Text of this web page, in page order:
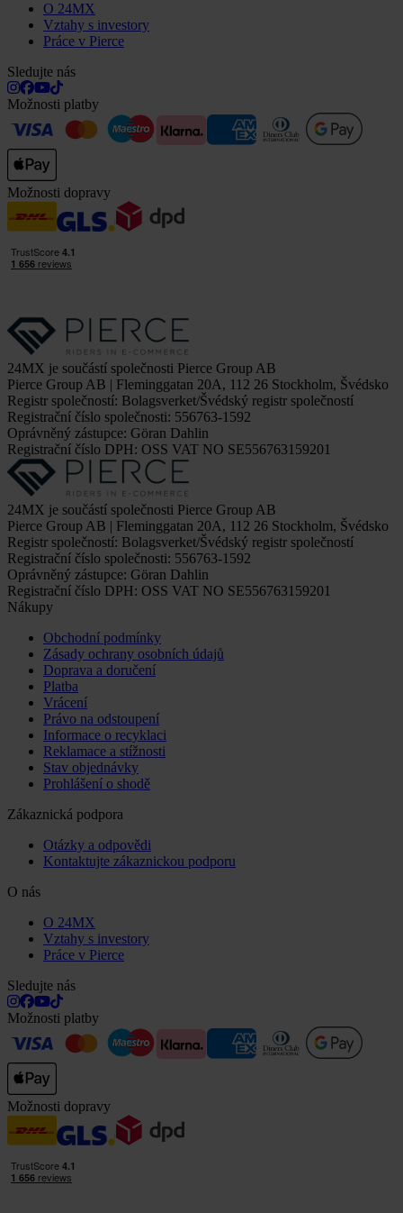
O 24MX
Vztahy s investory
Práce v Pierce
Sledujte nás
Možnosti platby
Možnosti dopravy
24MX je součástí společnosti Pierce Group AB
Pierce Group AB | Fleminggatan 20A, 112 26 Stockholm, Švédsko
Registr společností: Bolagsverket/Švédský registr společností
Registrační číslo společnosti: 556763-1592
Oprávněný zástupce: Göran Dahlin
Registrační číslo DPH: OSS VAT NO SE556763159201
24MX je součástí společnosti Pierce Group AB
Pierce Group AB | Fleminggatan 20A, 112 26 Stockholm, Švédsko
Registr společností: Bolagsverket/Švédský registr společností
Registrační číslo společnosti: 556763-1592
Oprávněný zástupce: Göran Dahlin
Registrační číslo DPH: OSS VAT NO SE556763159201
Nákupy
Obchodní podmínky
Zásady ochrany osobních údajů
Doprava a doručení
Platba
Vrácení
Právo na odstoupení
Informace o recyklaci
Reklamace a stížnosti
Stav objednávky
Prohlášení o shodě
Zákaznická podpora
Otázky a odpovědi
Kontaktujte zákaznickou podporu
O nás
O 24MX
Vztahy s investory
Práce v Pierce
Sledujte nás
Možnosti platby
Možnosti dopravy